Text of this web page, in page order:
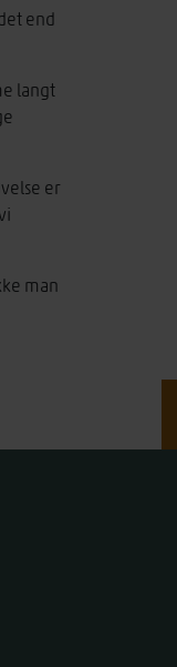
end
langt
er
man